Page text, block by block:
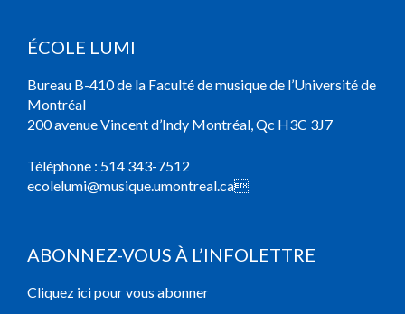
ÉCOLE LUMI
Bureau B-410 de la Faculté de musique de l’Université de
Montréal
200 avenue Vincent d’Indy Montréal, Qc H3C 3J7
Téléphone : 514 343-7512
ecolelumi@musique.umontreal.ca
ABONNEZ-VOUS À L’INFOLETTRE
Cliquez ici pour vous abonner